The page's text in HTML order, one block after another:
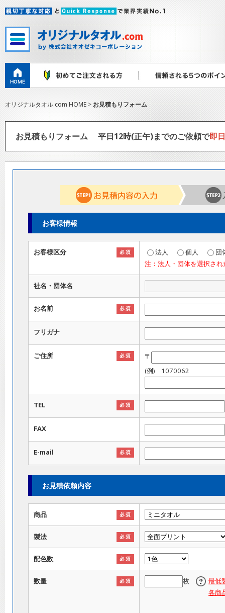
オリジナルタオル.com HOME>お見積もりフォーム
お見積もりフォーム 平日12時(正午)までのご依頼で即
お客様情報
お客様区分 法人 個人
団
注：法人・団体を選択さ
社名・団体名
お名前
フリガナ
ご住所
〒
(例) 1070062
TEL
FAX
E-mail
お見積依頼内容
商品
製法
配色数
数量 枚
最低
各商